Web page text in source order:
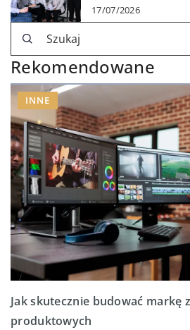
17/07/2026
Rekomendowane
INNE
Jak skutecznie budować markę
produktowych